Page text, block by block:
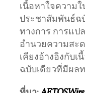
เนื้อหาใจความ
ประชาสัมพันธ์ฉ
ทางการ การแป
อำนวยความสะ
เคียงอ้างอิงกับ
ฉบับเดียวที่มีผล